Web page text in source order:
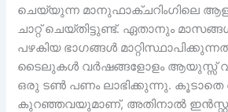
ചെയ്യുന്ന മാനുഫാക്ചറിംഗിലെ
ചാറ്റ് ചെയ്തിട്ടുണ്ട്. ഏതാനും
പഴകിയ ഭാഗങ്ങൾ
ടൈലുകൾ വർഷങ്ങളോളം ആയുസ്സ്
ഒരു ടൺ പണം ലാഭിക്കുന്നു. കൂടാതെ
കുറഞ്ഞവയുമാണ്, അതിനാൽ